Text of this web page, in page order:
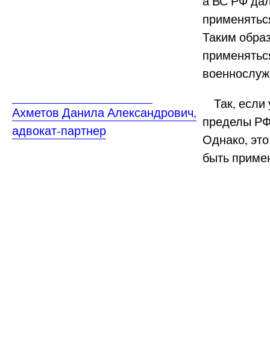
Ахметов Данила Александрович,
адвокат-партнер
Таким
Так, если
пределы
Однако,
быть